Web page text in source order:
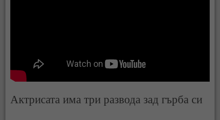
Актрисата има три развода зад гърба си